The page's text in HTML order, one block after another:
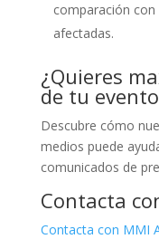
comparación
afectadas.
¿Quieres
de tu
Descubre cómo
medios puede
comunicados de
Contacta
Contacta con MMI